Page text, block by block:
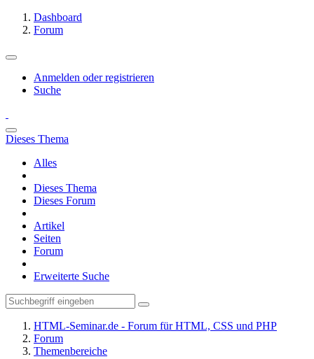
Dashboard
Forum
Anmelden oder registrieren
Suche
Dieses Thema
Alles
Dieses Thema
Dieses Forum
Artikel
Seiten
Forum
Erweiterte Suche
HTML-Seminar.de - Forum für HTML, CSS und PHP
Forum
Themenbereiche